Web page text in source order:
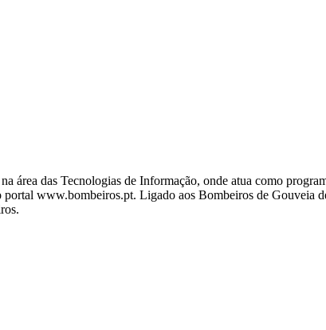
área das Tecnologias de Informação, onde atua como
www.bombeiros.pt. Ligado aos Bombeiros de Gouveia